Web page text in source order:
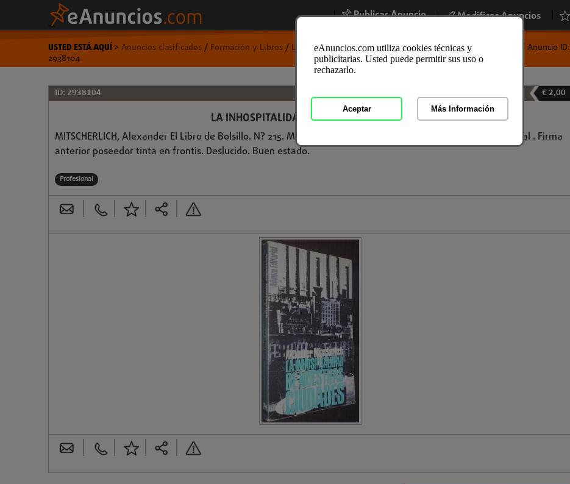
| Publicar Anuncio | Modificar Anuncios
USTED ESTÁ AQUÍ> Anuncios clasificados/ Formación y Libros/ Libros y Mas/Libros de Texto/Libros de Texto en Asturias
/ Anuncio ID:
2938104
ID: 2938104 € 2,00
LA INHOSPITALIDAD DE NUESTRAS CIUDADES
MITSCHERLICH, Alexander El Libro de Bolsillo. N? 215. Madrid. 1969. Alianza. 8º. 175 pgs - 2 h. Rústica editorial . Firma
anterior poseedor tinta en frontis. Deslucido. Buen estado.
Profesional
eAnuncios.com utiliza cookies técnicas y
publicitarias. Usted puede permitir sus uso o
rechazarlo.
Aceptar Más Información